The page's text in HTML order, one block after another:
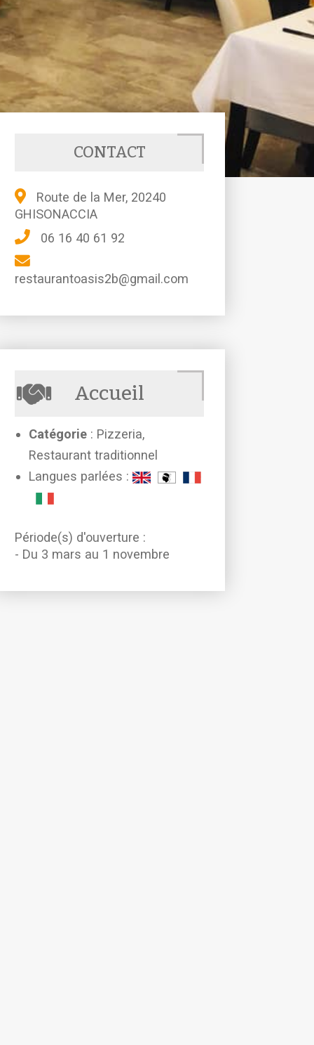
CONTACT
Route de la Mer, 20240
GHISONACCIA
06 16 40 61 92
restaurantoasis2b@gmail.com
Accueil
Catégorie : Pizzeria,
Restaurant traditionnel
Langues parlées :
Période(s) d'ouverture :
- Du 3 mars au 1 novembre